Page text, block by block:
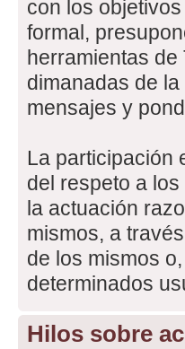
con los
formal,
herramientas
dimanadas de
mensajes y
La participación
del respeto a
la actuación
mismos, a
de los mismos
determinados
Hilos sobre